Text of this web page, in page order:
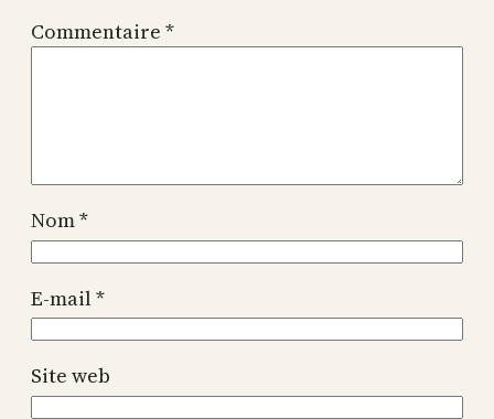
Commentaire *
Nom*
E-mail*
Site web